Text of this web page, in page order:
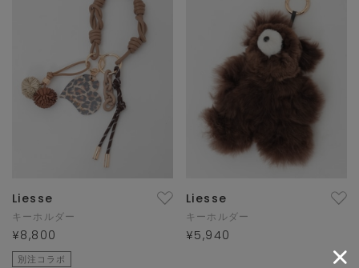
Liesse
キーホルダー
¥8,800
別注コラボ
Liesse
キーホルダー
¥5,940